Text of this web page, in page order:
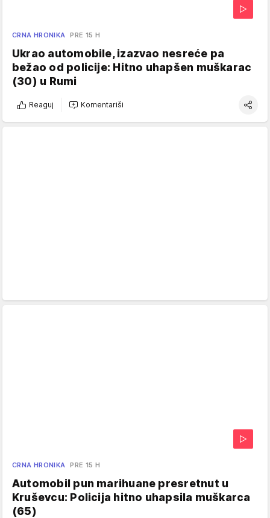
CRNA HRONIKA PRE 15 H
Ukrao automobile, izazvao nesreće pa
bežao od policije: Hitno uhapšen muškarac
(30) u Rumi
Reaguj Komentariši
CRNA HRONIKA PRE 15 H
Automobil pun marihuane presretnut u
Kruševcu: Policija hitno uhapsila muškarca
(65)